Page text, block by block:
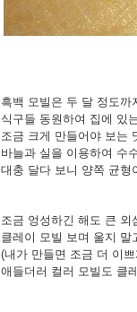
흑백 모빌은 두 달 정도
식구들 동원하여 집에 있
조금 크게 만들어야 보는
바늘과 실을 이용하여 수
대충 달다 보니 양쪽 균형
조금 엉성하긴 해도 큰 외
클레이 모빌 보며 울지 말
(내가 만들면 조금 더 이
애들더러 컬러 모빌도 클